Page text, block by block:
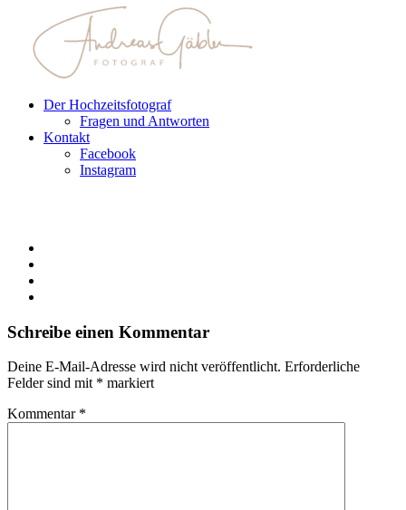
Der Hochzeitsfotograf
Fragen und Antworten
Kontakt
Facebook
Instagram
Schreibe einen Kommentar
Deine E-Mail-Adresse wird nicht veröffentlicht. Erforderliche
Felder sind mit * markiert
Kommentar *